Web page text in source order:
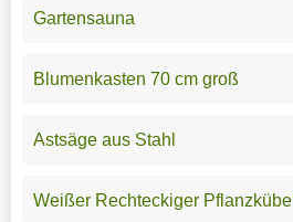
Gartensauna
Blumenkasten 70 cm groß
Astsäge aus Stahl
Weißer Rechteckiger Pflanzkübel